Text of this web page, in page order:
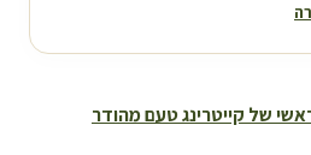
של קייטרינג טעם מהודר